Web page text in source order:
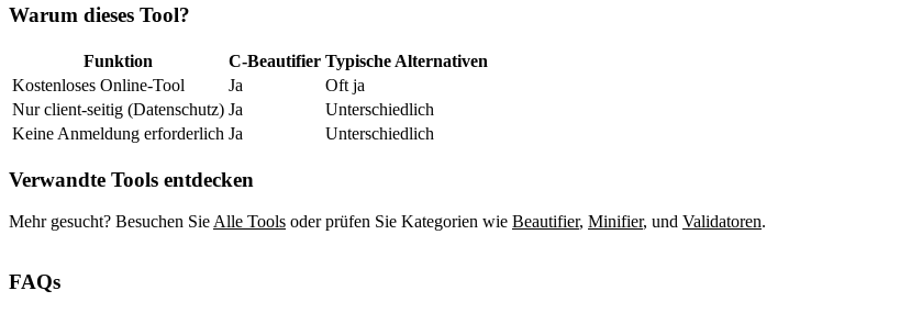
Warum dieses Tool?
Funktion C‑Beautifier Typische Alternativen
Kostenloses Online‑Tool
Ja
Oft ja
Nur client‑seitig (Datenschutz) Ja
Unterschiedlich
Keine Anmeldung erforderlich Ja Unterschiedlich
Verwandte Tools entdecken
Mehr gesucht? Besuchen Sie Alle Tools oder prüfen Sie Kategorien wie Beautifier, Minifier, und Validatoren.
FAQs